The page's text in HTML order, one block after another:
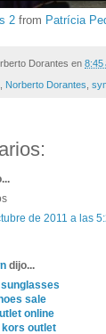
2 from Patrícia
Dorantes en 8:45
, Norberto Dorantes,
de 2011 a las
dijo...
sale
online
outlet